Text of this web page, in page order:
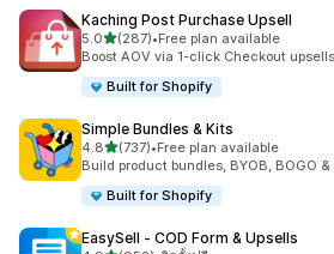
Kaching Post Purchase Upsell
5.0เต็ม 5 ดาว
(287)
ทั้งหมด 287 รีวิว
•Free plan available
Boost AOV via 1-click Checkout
Built for Shopify
Simple Bundles & Kits
4.8เต็ม 5 ดาว
(737)
ทั้งหมด 737 รีวิว
•Free plan available
Build product bundles, BYOB, BOGO
Built for Shopify
EasySell ‑ COD Form & Upsells